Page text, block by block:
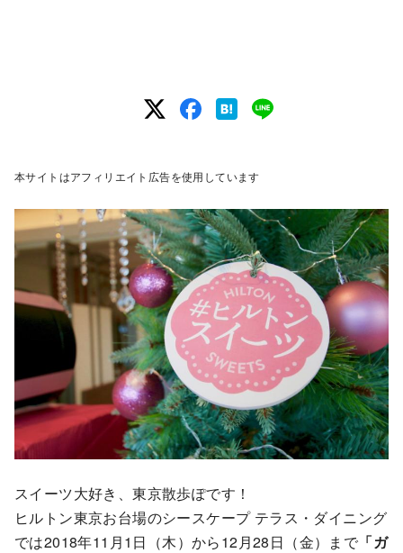
本サイトはアフィリエイト広告を使用しています
スイーツ大好き、東京散歩ぽです！
ヒルトン東京お台場のシースケープ テラス・ダイニング
では2018年11月1日（木）から12月28日（金）まで 「ガ